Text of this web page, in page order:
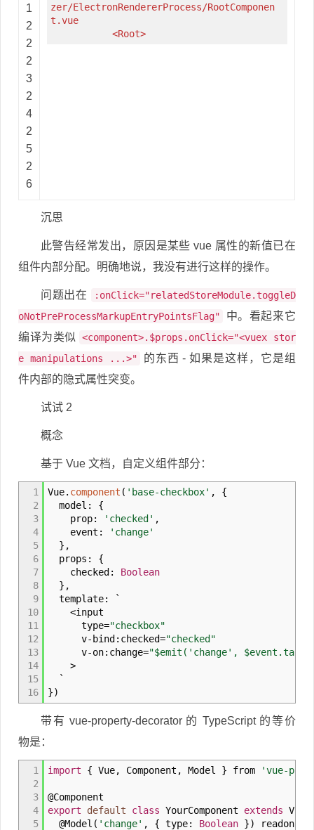
1
2
2
2
3
2
4
2
5
2
6
zer/ElectronRendererProcess/RootComponen
t.vue
<Root>
沉思
此警告经常发出，原因是某些 vue 属性的新值已在
组件内部分配。明确地说，我没有进行这样的操作。
问题出在
:onClick="relatedStoreModule.toggleD
oNotPreProcessMarkupEntryPointsFlag"
中。看起来它
编译为类似
<component>.$props.onClick="<vuex stor
e manipulations ...>"
的东西 - 如果是这样，它是组
件内部的隐式属性突变。
试试 2
概念
基于 Vue 文档，自定义组件部分：
1
2
3
4
5
6
7
8
9
10
11
12
13
14
15
16
Vue. component ( 'base-checkbox' ,
{
model :
{
prop: 'checked' ,
event :
'change'
} ,
props :
{
checked :
Boolean
} ,
template:
`
<input
type="checkbox"
v- bind : checked="checked"
v-on: change="$emit('change',
>
`
})
带有 vue-property-decorator 的 TypeScript 的等价
物是：
1
2
3
4
5
import { Vue, Component , Model } from 'vue-
@Component
export
default class YourComponent extends Vue
@Model ( 'change' , { type: Boolean })
readonly